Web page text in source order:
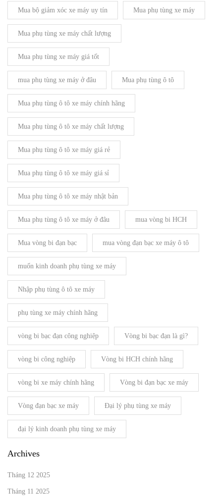
Mua bộ giảm xóc xe máy uy tín Mua phụ tùng xe máy
Mua phụ tùng xe máy chất lượng
Mua phụ tùng xe máy giá tốt
mua phụ tùng xe máy ở đâu Mua phụ tùng ô tô
Mua phụ tùng ô tô xe máy chính hãng
Mua phụ tùng ô tô xe máy chất lượng
Mua phụ tùng ô tô xe máy giá rẻ
Mua phụ tùng ô tô xe máy giá sỉ
Mua phụ tùng ô tô xe máy nhật bản
Mua phụ tùng ô tô xe máy ở đâu mua vòng bi HCH
Mua vòng bi đạn bạc mua vòng đạn bạc xe máy ô tô
muốn kinh doanh phụ tùng xe máy
Nhập phụ tùng ô tô xe máy
phụ tùng xe máy chính hãng
vòng bi bạc đạn công nghiệp Vòng bi bạc đạn là gì?
vòng bi công nghiệp Vòng bi HCH chính hãng
vòng bi xe máy chính hãng Vòng bi đạn bạc xe máy
Vòng đạn bạc xe máy Đại lý phụ tùng xe máy
đại lý kinh doanh phụ tùng xe máy
Archives
Tháng 12 2025
Tháng 11 2025